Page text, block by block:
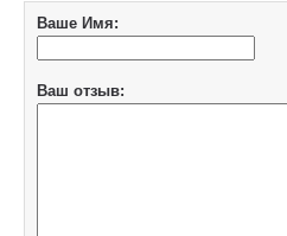
Ваше Имя:
Ваш отзыв: